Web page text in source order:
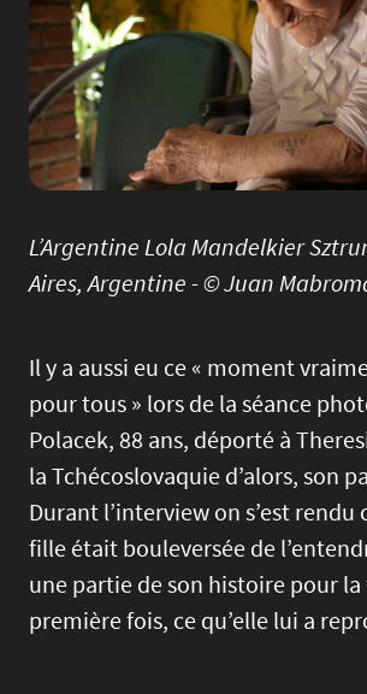
L’Argentine Lola Mandelkier
Aires, Argentine - © Juan
Il y a aussi eu ce « moment
pour tous » lors de la séance
Polacek, 88 ans, déporté à
la Tchécoslovaquie d’alors, son
Durant l’interview on s’est rendu
fille était bouleversée de
une partie de son histoire pour
première fois, ce qu’elle lui a